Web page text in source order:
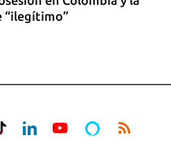
“ilegítimo”